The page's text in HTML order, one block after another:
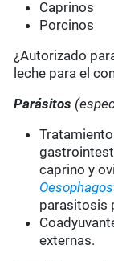
Caprinos
Porcinos
¿Autorizado
leche para el
Parásitos
caprino y
parasitosis
externas.